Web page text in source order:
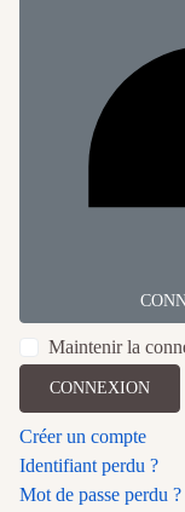
Maintenir la
CONNEXION
Créer un compte
Identifiant perdu ?
Mot de passe perdu ?